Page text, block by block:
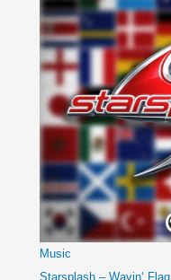
Music
Starsplash – Wavin‘ Flag